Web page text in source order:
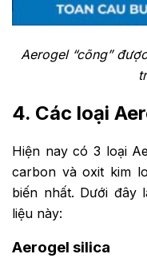
Aerogel “cõng”
4. Các loại
Hiện nay có 3 loại
carbon và oxit kim
biến nhất. Dưới đây
liệu này:
Aerogel silica